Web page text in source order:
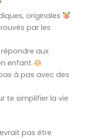
originales
par les
aux
enfant
à pas avec des
te simplifier la vie
pas être